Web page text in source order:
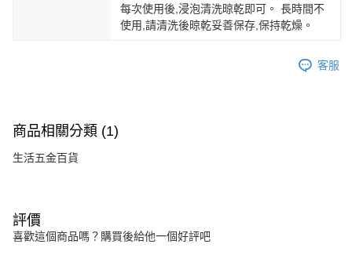
每次使用後,浸泡清洗晾乾即可。 長時間不
使用,請清洗後晾乾妥善保存,保持乾燥。
客服
商品相關分類 (1)
生活五金百貨
評價
喜歡這個商品嗎？購買後給他一個好評吧